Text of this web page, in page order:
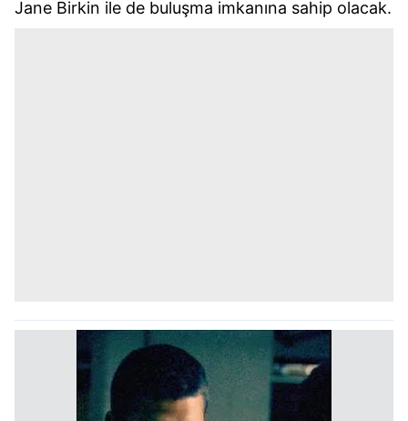
Jane Birkin ile de buluşma imkanına sahip olacak.